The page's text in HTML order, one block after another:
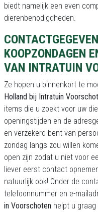
biedt namelijk een even
dierenbenodigdheden.
KOOPZONDAGEN
VAN INTRATUIN
Ze hopen u binnenkort te
Holland bij Intratuin
items die u zoekt voor uw
openingstijden en de
en verzekerd bent van
zondag langs zou willen
open zijn zodat u niet voor
liever eerst contact
natuurlijk ook! Onder de
telefoonnummer en e-
in Voorschoten helpt u